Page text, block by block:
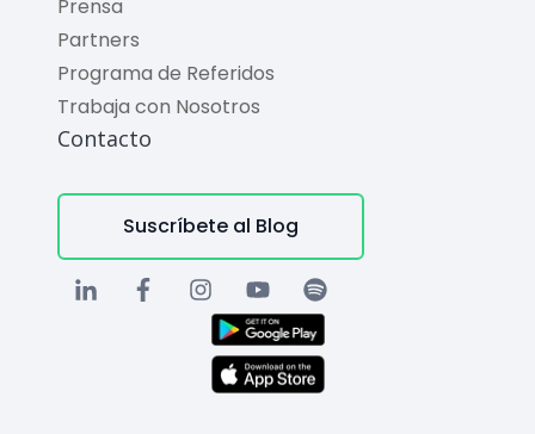
Prensa
Partners
Programa de Referidos
Trabaja con Nosotros
Contacto
Suscríbete al Blog